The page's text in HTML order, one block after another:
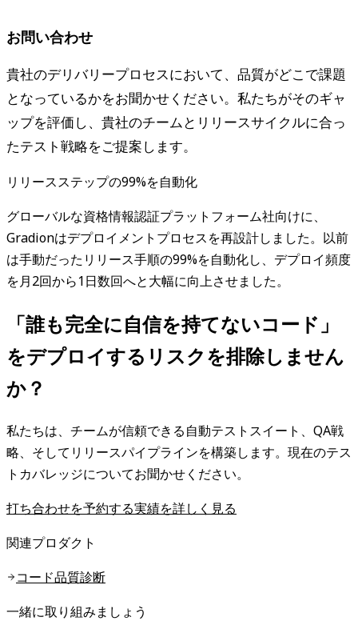
お問い合わせ
貴社のデリバリープロセスにおいて、品質がどこで課題
となっているかをお聞かせください。私たちがそのギャ
ップを評価し、貴社のチームとリリースサイクルに合っ
たテスト戦略をご提案します。
リリースステップの99%を自動化
グローバルな資格情報認証プラットフォーム社向けに、
Gradionはデプロイメントプロセスを再設計しました。以前
は手動だったリリース手順の99%を自動化し、デプロイ頻度
を月2回から1日数回へと大幅に向上させました。
「誰も完全に自信を持てないコード」
をデプロイするリスクを排除しません
か？
私たちは、チームが信頼できる自動テストスイート、QA戦
略、そしてリリースパイプラインを構築します。現在のテス
トカバレッジについてお聞かせください。
打ち合わせを予約する実績を詳しく見る
関連プロダクト
コード品質診断
一緒に取り組みましょう